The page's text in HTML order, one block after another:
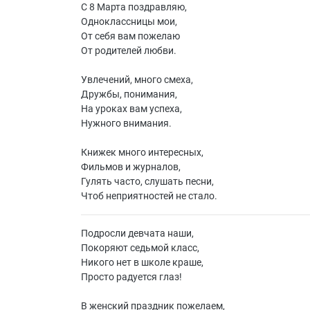
С 8 Марта поздравляю,
Одноклассницы мои,
От себя вам пожелаю
От родителей любви.
Увлечений, много смеха,
Дружбы, понимания,
На уроках вам успеха,
Нужного внимания.
Книжек много интересных,
Фильмов и журналов,
Гулять часто, слушать песни,
Чтоб неприятностей не стало.
Подросли девчата наши,
Покоряют седьмой класс,
Никого нет в школе краше,
Просто радуется глаз!
В женский праздник пожелаем,